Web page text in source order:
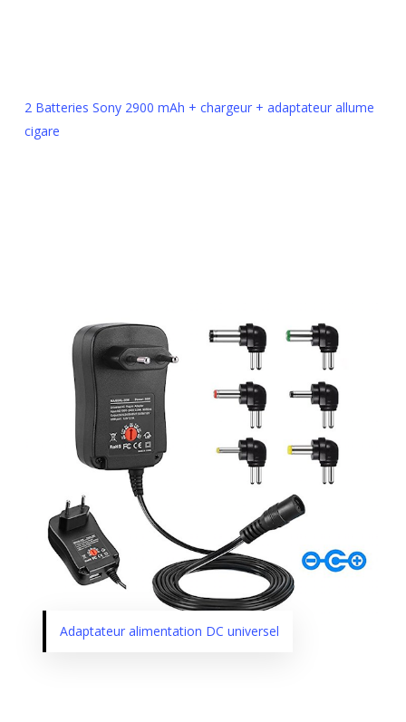
2 Batteries Sony 2900 mAh + chargeur + adaptateur allume
cigare
Adaptateur alimentation DC universel